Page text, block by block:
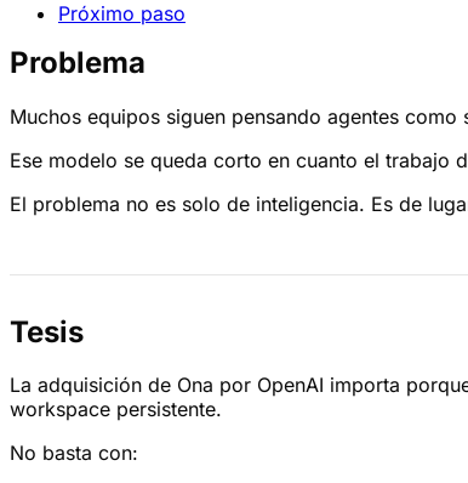
Próximo paso
Problema
Muchos equipos siguen pensando agentes
Ese modelo se queda corto en cuanto el trabajo
El problema no es solo de inteligencia. Es de
Tesis
La adquisición de Ona por OpenAI importa
workspace persistente.
No basta con: